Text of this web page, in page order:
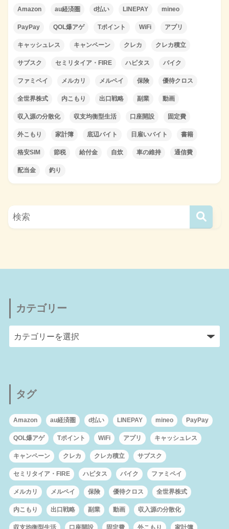
Amazon au経済圏 d払い LINEPAY mineo
PayPay QOL爆アゲ Tポイント WiFi アプリ
キャッシュレス キャンペーン クレカ クレカ積立
サブスク セミリタイア・FIRE ハピタス バイク
ファミペイ メルカリ メルペイ 保険 優待クロス
全世界株式 内こもり 出口戦略 副業 動画
収入源の分散化 収支均衡型生活 口座開設 固定費
外こもり 家計簿 底辺バイト 日雇いバイト 書籍
格安SIM 節税 給付金 自炊 車の維持 通信費
配当金 釣り
カテゴリー
タグ
Amazon au経済圏 d払い LINEPAY mineo PayPay
QOL爆アゲ Tポイント WiFi アプリ キャッシュレス
キャンペーン クレカ クレカ積立 サブスク
セミリタイア・FIRE ハピタス バイク ファミペイ
メルカリ メルペイ 保険 優待クロス 全世界株式
内こもり 出口戦略 副業 動画 収入源の分散化
収支均衡型生活 口座開設 固定費 外こもり 家計簿